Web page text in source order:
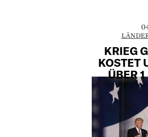
KRIEG
KOSTET
ÜBER